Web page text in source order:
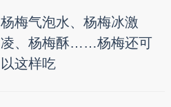
杨梅气泡水、杨梅冰激
凌、杨梅酥……杨梅还可
以这样吃